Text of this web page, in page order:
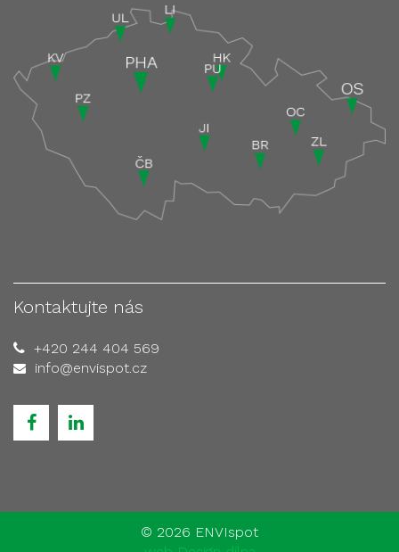
Kontaktujte nás
+420 244 404 569
info@envispot.cz
© 2026 ENVIspot